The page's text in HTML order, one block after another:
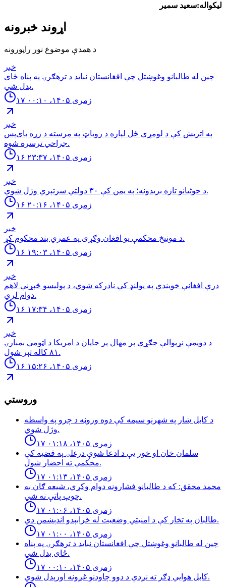
لیکواله:سعید سمیر
اړوند خبرونه
د همدې موضوع نور راپورونه
خبر
چین له طالبانو وغوښتل چې افغانستان نباید د ترهګرۍ په پناه ځای
بدل شي.
۱۷ زمری ۱۴۰۵، ۰۰:۱۰
خبر
په اتریش کې د لومړي ځل لپاره د روباټ په مرسته د زړه بای‌پس
جراحي ترسره شوه.
۱۶ زمری ۱۴۰۵، ۲۳:۳۷
خبر
د حوثيانو تازه بريدونه؛ په يمن كې ٣٠ دولتي سرتېري وژل شوي.
۱۶ زمری ۱۴۰۵، ۲۰:۱۶
خبر
د مونیخ محکمې یو افغان وګړی په عمري بند محکوم کړ.
۱۶ زمری ۱۴۰۵، ۱۹:۰۳
خبر
درې افغانې خویندې په پولنډ کې نادرکه شوي، د پولیسو څېړنې لاهم
دوام لري.
۱۶ زمری ۱۴۰۵، ۱۷:۳۴
خبر
د دويمې نړيوالې جګړې پر مهال پر جاپان د امريکا د اټومي بمبارۍ
۸۱ کاله تېر شول.
۱۶ زمری ۱۴۰۵، ۱۵:۲۶
وروستي
د كابل ښار په شهرنو سيمه كې دوه وروڼه د چرو په واسطه
وژل شوي.
۱۷ زمری ۱۴۰۵، ۰۱:۱۸
سلمان خان او خور یې د ادعا شوې درغلۍ په قضيه كې
محكمې ته احضار شول.
۱۷ زمری ۱۴۰۵، ۰۱:۱۳
محمد محقق: كه د طالبانو فشارونه دوام وكړي، شيعه ګان به
چوپ پاتې نه شي.
۱۷ زمری ۱۴۰۵، ۰۱:۰۶
طالبان په تخار کې د امنيتي وضعيت له خرابېدو اندېښمن دي.
۱۷ زمری ۱۴۰۵، ۰۱:۰۰
چین له طالبانو وغوښتل چې افغانستان نباید د ترهګرۍ په پناه
ځای بدل شي.
۱۷ زمری ۱۴۰۵، ۰۰:۱۰
كابل هوايي ډګر ته نږدې د دوو چاودنو غږونه اورېدل شوي.